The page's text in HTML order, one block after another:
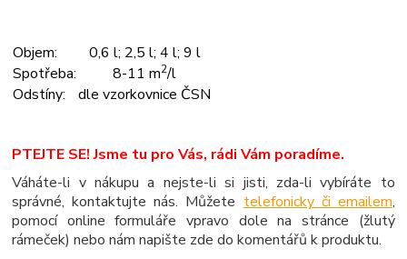
Objem:
0,6 l; 2,5 l; 4 l; 9 l
Spotřeba:
8-11 m2/l
Odstíny:
dle vzorkovnice ČSN
PTEJTE SE! Jsme tu pro Vás, rádi Vám poradíme.
Váháte-li v nákupu a nejste-li si jisti, zda-li vybíráte to
správné, kontaktujte nás. Můžete telefonicky či emailem,
pomocí online formuláře vpravo dole na stránce (žlutý
rámeček) nebo nám napište zde do komentářů k produktu.